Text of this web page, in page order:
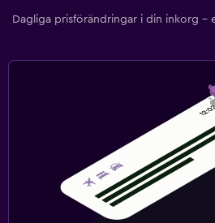
Dagliga prisförändringar i din inkorg –